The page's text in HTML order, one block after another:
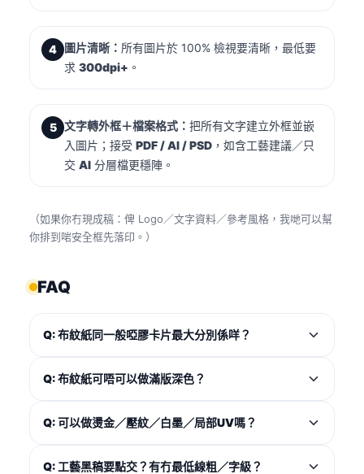
4 圖片清晰： 所有圖片於 100% 檢視要清晰，最低要
求 300dpi+ 。
5 文字轉外框＋檔案格式： 把所有文字建立外框並嵌
入圖片；接受 PDF / AI / PSD ，如含工藝建議／只
交 AI 分層檔更穩陣。
（如果你冇現成稿：俾 Logo／文字資料／參考風格，我哋可以幫
你排到啱安全框先落印。）
FAQ
Q: 布紋紙同一般啞膠卡片最大分別係咩？
Q: 布紋紙可唔可以做滿版深色？
Q: 可以做燙金／壓紋／白墨／局部UV嗎？
Q: 工藝黑稿要點交？有冇最低線粗／字級？